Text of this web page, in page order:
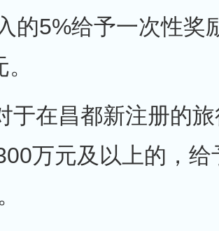
的5%给予一次性奖
在昌都新注册的旅
万元及以上的，